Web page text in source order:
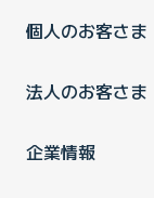
個人のお客さま
法人のお客さま
企業情報